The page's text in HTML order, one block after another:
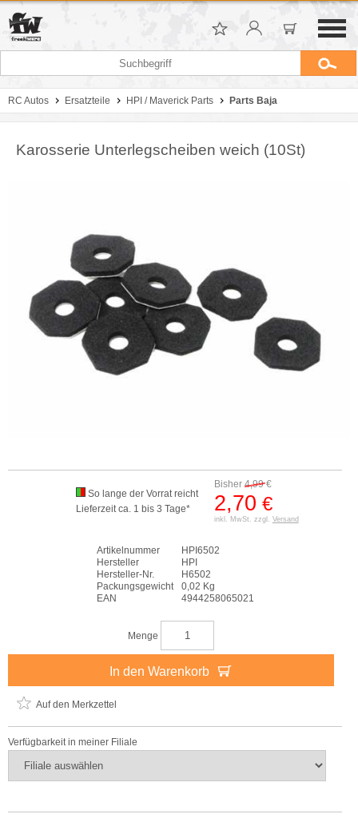
RC Autos Ersatzteile HPI / Maverick Parts Parts Baja
Karosserie Unterlegscheiben weich (10St)
Bisher 4,99€
2,70 €
inkl. MwSt. zzgl. Versand
So lange der Vorrat reicht
Lieferzeit ca. 1 bis 3 Tage*
Artikelnummer
HPI6502
Hersteller
HPI
Hersteller-Nr.
H6502
Packungsgewicht
0,02 Kg
EAN
4944258065021
Menge
In den Warenkorb
Auf den Merkzettel
Verfügbarkeit in meiner Filiale